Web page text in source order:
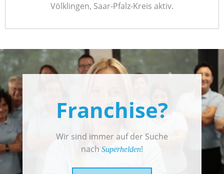
Völklingen, Saar-Pfalz-Kreis aktiv.
Franchise?
Wir sind immer auf der Suche
nach Superhelden!